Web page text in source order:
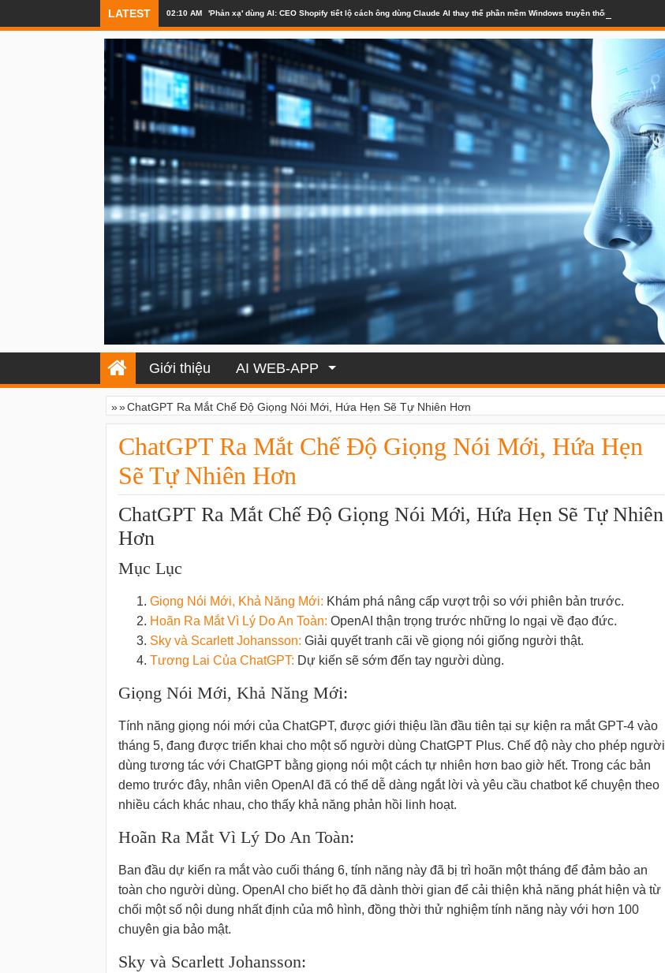
LATEST 02:10 AM 'Phản xạ' dùng AI: CEO Shopify tiết lộ cách ông dùng Claude AI thay thế phần mềm Windows truyền thống
Giới thiệu AI WEB-APP
»»ChatGPT Ra Mắt Chế Độ Giọng Nói Mới, Hứa Hẹn Sẽ Tự Nhiên Hơn
ChatGPT Ra Mắt Chế Độ Giọng Nói Mới, Hứa Hẹn
Sẽ Tự Nhiên Hơn
ChatGPT Ra Mắt Chế Độ Giọng Nói Mới, Hứa Hẹn Sẽ Tự Nhiên
Hơn
Mục Lục
Giọng Nói Mới, Khả Năng Mới: Khám phá nâng cấp vượt trội so với phiên bản trước.
Hoãn Ra Mắt Vì Lý Do An Toàn: OpenAI thận trọng trước những lo ngại về đạo đức.
Sky và Scarlett Johansson: Giải quyết tranh cãi về giọng nói giống người thật.
Tương Lai Của ChatGPT: Dự kiến ​​sẽ sớm đến tay người dùng.
Giọng Nói Mới, Khả Năng Mới:
Tính năng giọng nói mới của ChatGPT, được giới thiệu lần đầu tiên tại sự kiện ra mắt GPT-4 vào
tháng 5, đang được triển khai cho một số người dùng ChatGPT Plus. Chế độ này cho phép người
dùng tương tác với ChatGPT bằng giọng nói một cách tự nhiên hơn bao giờ hết. Trong các bản
demo trước đây, nhân viên OpenAI đã có thể dễ dàng ngắt lời và yêu cầu chatbot kể chuyện theo
nhiều cách khác nhau, cho thấy khả năng phản hồi linh hoạt.
Hoãn Ra Mắt Vì Lý Do An Toàn:
Ban đầu dự kiến ra mắt vào cuối tháng 6, tính năng này đã bị trì hoãn một tháng để đảm bảo an
toàn cho người dùng. OpenAI cho biết họ đã dành thời gian để cải thiện khả năng phát hiện và từ
chối một số nội dung nhất định của mô hình, đồng thời thử nghiệm tính năng này với hơn 100
chuyên gia bảo mật.
Sky và Scarlett Johansson: